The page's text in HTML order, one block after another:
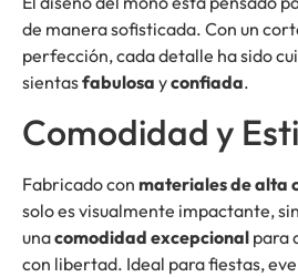
de manera sofisticada. Con un
perfección, cada detalle ha sido
sientasfabulosa yconfiada.
Comodidad y
Fabricado con materiales de alta
solo es visualmente impactante,
unacomodidad excepcional para
con libertad. Ideal para fiestas,